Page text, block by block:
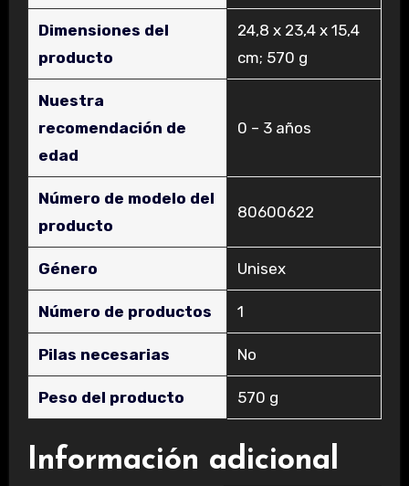
Dimensiones del
producto
‎24,8 x 23,4 x 15,4
cm; 570 g
Nuestra
recomendación de
edad
‎0 – 3 años
Número de modelo del
producto
‎80600622
Género ‎Unisex
Número de productos ‎1
Pilas necesarias ‎No
Peso del producto ‎570 g
Información adicional